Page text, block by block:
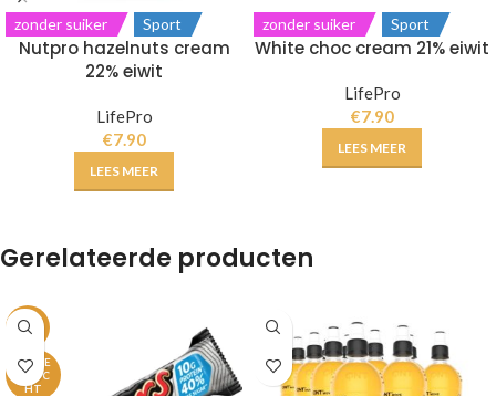
zonder suiker Sport
Nutpro hazelnuts cream
22% eiwit
LifePro
€7.90
LEES MEER
zonder suiker Sport
White choc cream 21% eiwit
LifePro
€7.90
LEES MEER
Gerelateerde producten
-14%
UITVE
RKOC
HT